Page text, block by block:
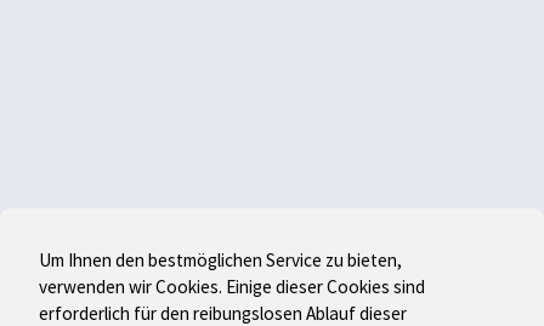
Um Ihnen den bestmöglichen Service zu bieten,
verwenden wir Cookies. Einige dieser Cookies sind
erforderlich für den reibungslosen Ablauf dieser